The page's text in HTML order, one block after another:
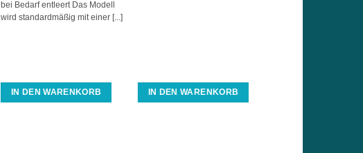
bei Bedarf entleert Das Modell
wird standardmäßig mit einer [...]
IN DEN WARENKORB IN DEN WARENKORB